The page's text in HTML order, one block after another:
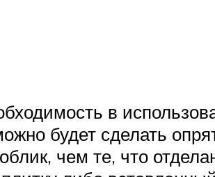
в
будет сделать
чем те, что